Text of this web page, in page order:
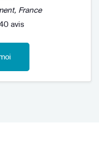
France
avis